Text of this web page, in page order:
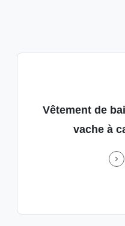
Vêtement de
vache à